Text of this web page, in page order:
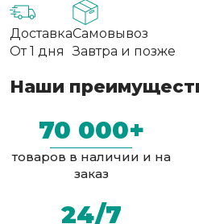
Доставка
От 1 дня
Самовывоз
Завтра и позже
Наши
70 000+
товаров в наличии и на
заказ
24/7